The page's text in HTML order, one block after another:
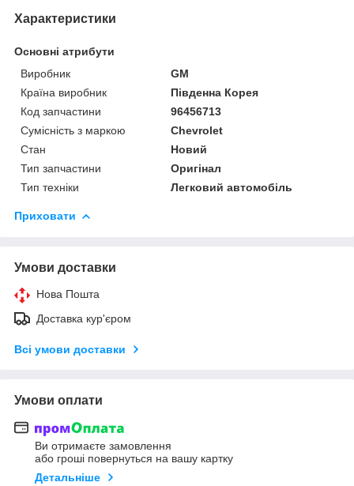
Характеристики
Основні атрибути
Виробник
GM
Країна виробник
Південна Корея
Код запчастини
96456713
Сумісність з маркою
Chevrolet
Стан
Новий
Тип запчастини
Оригінал
Тип техніки
Легковий автомобіль
Приховати
Умови доставки
Нова Пошта
Доставка кур'єром
Всі умови доставки
Умови оплати
Ви отримаєте замовлення
або гроші повернуться на вашу картку
Детальніше